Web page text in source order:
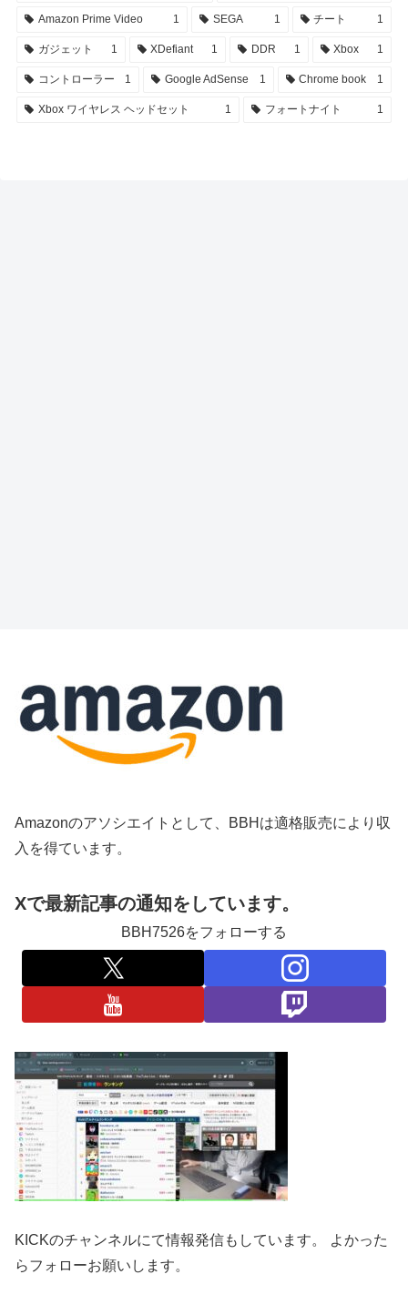
Amazon Prime Video 1 SEGA 1 チート 1
ガジェット 1 XDefiant 1 DDR 1 Xbox 1
コントローラー 1 Google AdSense 1 Chrome book 1
Xbox ワイヤレス ヘッドセット 1 フォートナイト 1
Amazonのアソシエイトとして、BBHは適格販売により収
入を得ています。
Xで最新記事の通知をしています。
BBH7526をフォローする
KICKのチャンネルにて情報発信もしています。 よかった
らフォローお願いします。